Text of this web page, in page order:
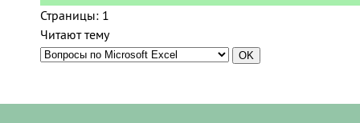
Страницы: 1
Читают тему